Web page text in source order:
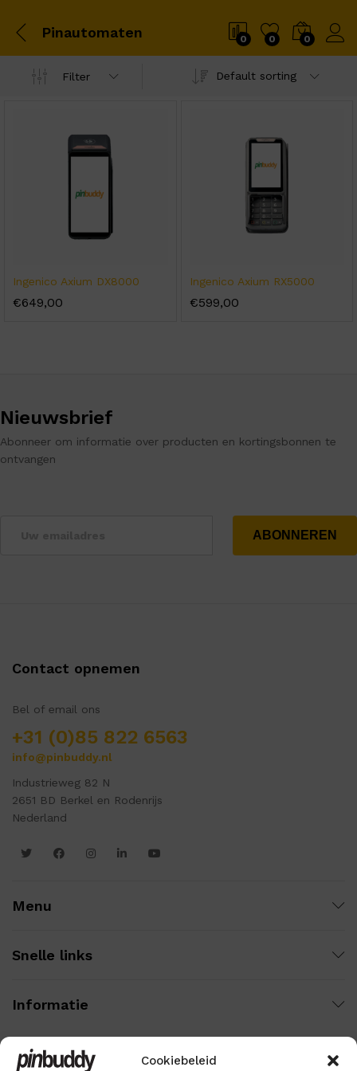
Cookiebeleid
Pinautomaten 0 0 0
Filter Default sorting
Ingenico Axium DX8000
€649,00
Ingenico Axium RX5000
€599,00
Nieuwsbrief
Abonneer om informatie over producten en kortingsbonnen te
ontvangen
Contact opnemen
Bel of email ons
+31 (0)85 822 6563
info@pinbuddy.nl
Industrieweg 82 N
2651 BD Berkel en Rodenrijs
Nederland
Menu
Snelle links
Informatie